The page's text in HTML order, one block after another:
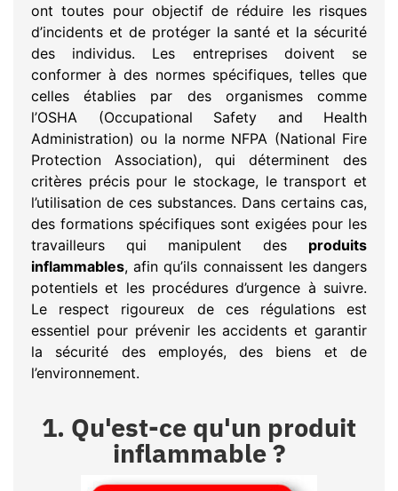
ont toutes pour objectif de réduire les risques
d’incidents et de protéger la santé et la sécurité
des individus. Les entreprises doivent se
conformer à des normes spécifiques, telles que
celles établies par des organismes comme
l’OSHA (Occupational Safety and Health
Administration) ou la norme NFPA (National Fire
Protection Association), qui déterminent des
critères précis pour le stockage, le transport et
l’utilisation de ces substances. Dans certains cas,
des formations spécifiques sont exigées pour les
travailleurs qui manipulent des produits
inflammables, afin qu’ils connaissent les dangers
potentiels et les procédures d’urgence à suivre.
Le respect rigoureux de ces régulations est
essentiel pour prévenir les accidents et garantir
la sécurité des employés, des biens et de
l’environnement.
1. Qu'est-ce qu'un produit
inflammable ?